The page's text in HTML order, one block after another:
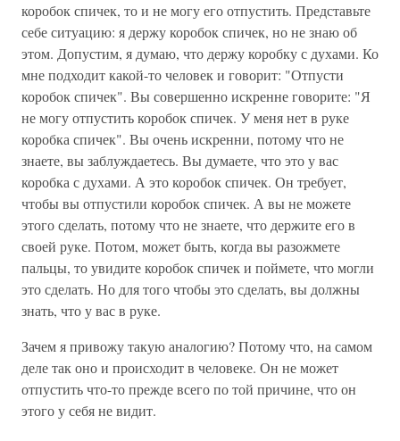
коробок спичек, то и не могу его отпустить. Представьте
себе ситуацию: я держу коробок спичек, но не знаю об
этом. Допустим, я думаю, что держу коробку с духами. Ко
мне подходит какой-то человек и говорит: "Отпусти
коробок спичек". Вы совершенно искренне говорите: "Я
не могу отпустить коробок спичек. У меня нет в руке
коробка спичек". Вы очень искренни, потому что не
знаете, вы заблуждаетесь. Вы думаете, что это у вас
коробка с духами. А это коробок спичек. Он требует,
чтобы вы отпустили коробок спичек. А вы не можете
этого сделать, потому что не знаете, что держите его в
своей руке. Потом, может быть, когда вы разожмете
пальцы, то увидите коробок спичек и поймете, что могли
это сделать. Но для того чтобы это сделать, вы должны
знать, что у вас в руке.
Зачем я привожу такую аналогию? Потому что, на самом
деле так оно и происходит в человеке. Он не может
отпустить что-то прежде всего по той причине, что он
этого у себя не видит.